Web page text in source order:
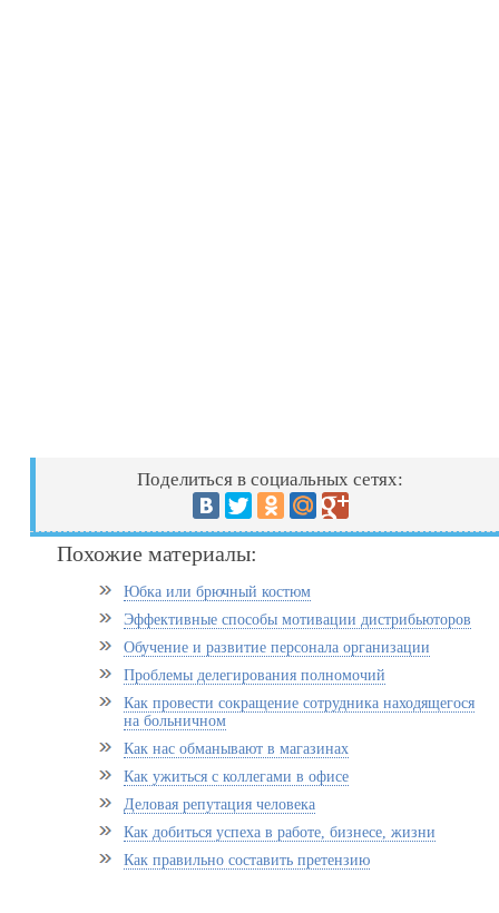
Поделиться в социальных сетях:
Похожие материалы:
Юбка или брючный костюм
Эффективные способы мотивации дистрибьюторов
Обучение и развитие персонала организации
Проблемы делегирования полномочий
Как провести сокращение сотрудника находящегося
на больничном
Как нас обманывают в магазинах
Как ужиться с коллегами в офисе
Деловая репутация человека
Как добиться успеха в работе, бизнесе, жизни
Как правильно составить претензию